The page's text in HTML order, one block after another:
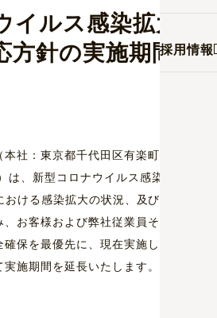
採用情報
ルス感染拡大に
方針の実施期間延
社：東京都千代田区有楽町 代表
、新型コロナウイルス感染症（C
ける感染拡大の状況、及び政府か
お客様および弊社従業員そして関
保を最優先に、現在実施しており
施期間を延長いたします。